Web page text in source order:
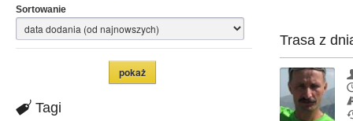
Sortowanie
Tagi
Trasa z